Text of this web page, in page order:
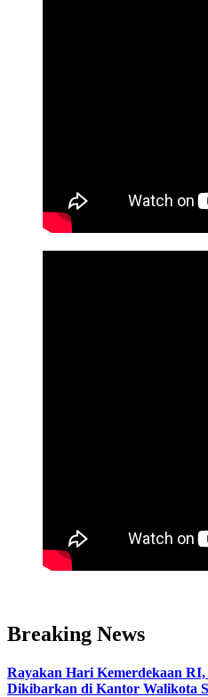
Breaking News
Rayakan Hari Kemerdekaan
Dikibarkan di Kantor Walikota